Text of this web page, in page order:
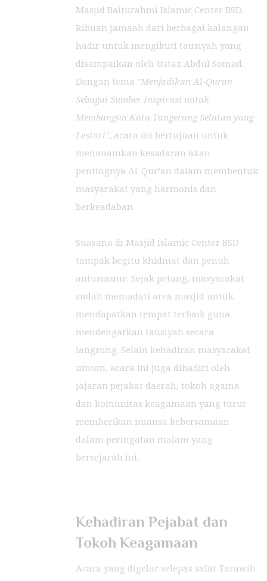
Masjid Baiturahmi Islamic Center BSD.
Ribuan jamaah dari berbagai kalangan
hadir untuk mengikuti tausiyah yang
disampaikan oleh Ustaz Abdul Somad.
Dengan tema "Menjadikan Al-Quran
Sebagai Sumber Inspirasi untuk
Membangun Kota Tangerang Selatan yang
Lestari", acara ini bertujuan untuk
menanamkan kesadaran akan
pentingnya Al-Qur’an dalam membentuk
masyarakat yang harmonis dan
berkeadaban.
Suasana di Masjid Islamic Center BSD
tampak begitu khidmat dan penuh
antusiasme. Sejak petang, masyarakat
sudah memadati area masjid untuk
mendapatkan tempat terbaik guna
mendengarkan tausiyah secara
langsung. Selain kehadiran masyarakat
umum, acara ini juga dihadiri oleh
jajaran pejabat daerah, tokoh agama
dan komunitas keagamaan yang turut
memberikan nuansa kebersamaan
dalam peringatan malam yang
bersejarah ini.
Kehadiran Pejabat dan
Tokoh Keagamaan
Acara yang digelar selepas salat Tarawih